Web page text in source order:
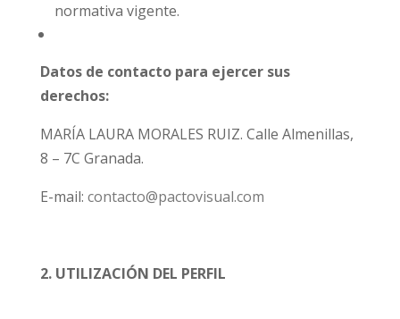
normativa vigente.
Datos de contacto para ejercer sus
derechos:
MARÍA LAURA MORALES RUIZ. Calle Almenillas,
8 – 7C Granada.
E-mail: contacto@pactovisual.com
2. UTILIZACIÓN DEL PERFIL